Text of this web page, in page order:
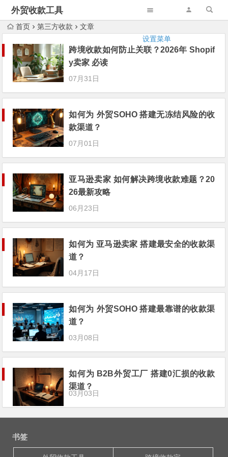
外贸收款工具
设置菜单
首页 第三方收款 文章
跨境收款如何防止关联？2026年 Shopif
y卖家 必读
07月31日
如何为 外贸SOHO 搭建无冻结风险的收
款渠道？
07月01日
亚马逊卖家 如何解决跨境收款难题？20
26最新攻略
06月23日
如何为 亚马逊卖家 搭建最安全的收款渠
道？
04月17日
如何为 外贸SOHO 搭建最靠谱的收款渠
道？
03月08日
如何为 B2B外贸工厂 搭建0汇损的收款
渠道？
03月03日
书签